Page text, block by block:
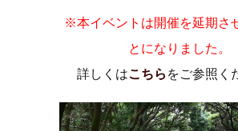
※本イベントは開催を延期さ
とになりました。
詳しくはこちらをご参照く